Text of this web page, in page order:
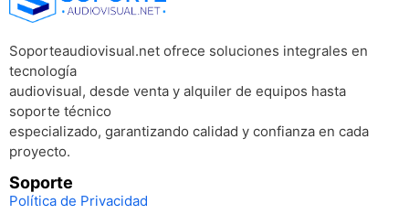
Soporteaudiovisual.net ofrece soluciones integrales en
tecnología
audiovisual, desde venta y alquiler de equipos hasta
soporte técnico
especializado, garantizando calidad y confianza en cada
proyecto.
Soporte
Política de Privacidad